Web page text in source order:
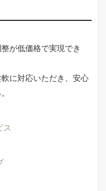
が低価格で実現でき
に対応いただき、安心
ス